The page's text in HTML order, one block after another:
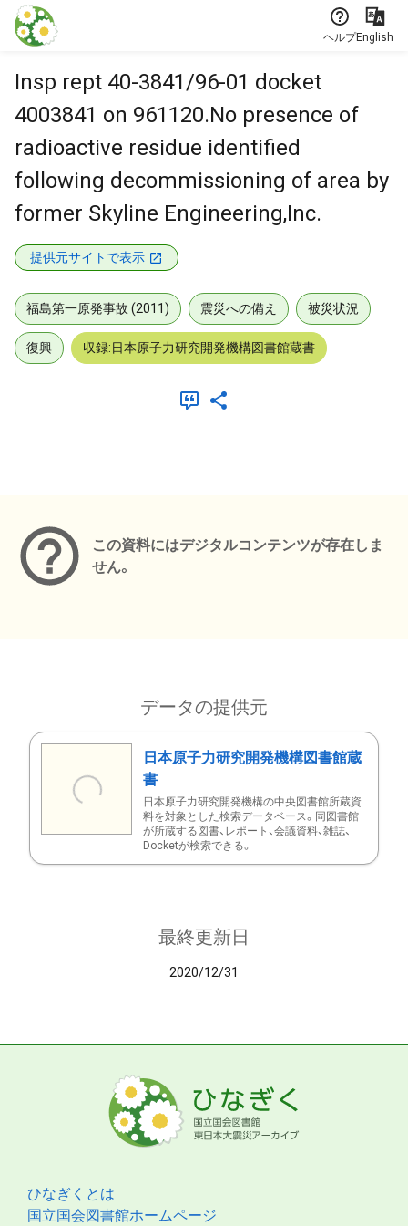
本文に飛ぶ
ヘルプEnglish
Insp rept 40-3841/96-01 docket
4003841 on 961120.No presence of
radioactive residue identified
following decommissioning of area by
former Skyline Engineering,Inc.
提供元サイトで表示
福島第一原発事故 (2011) 震災への備え 被災状況
復興 収録:日本原子力研究開発機構図書館蔵書
この資料にはデジタルコンテンツが存在しま
せん。
データの提供元
日本原子力研究開発機構図書館蔵
書
日本原子力研究開発機構の中央図書館所蔵資
料を対象とした検索データベース。同図書館
が所蔵する図書、レポート、会議資料、雑誌、
Docketが検索できる。
最終更新日
2020/12/31
ひなぎくとは
国立国会図書館ホームページ